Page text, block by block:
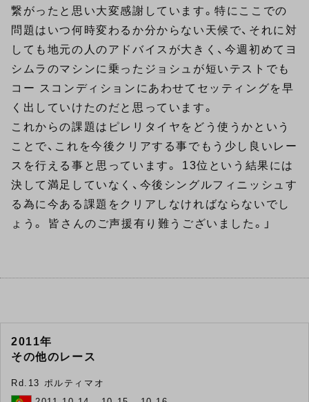
繋がったと思い大変感謝しています。特にここでの
問題はいつ何時変わるか分からない天候で、それに対
しても地元の人のアドバイスが大きく、今週初めてヨ
シムラのマシンに乗ったジョシュが短いテストでも
コー スコンディションにあわせてセッティングを早
く出していけたのだと思っています。
これからの課題はピレリタイヤをどう使うかという
ことで、これを今後クリアする事でもう少し良いレー
スを行える事と思っています。 13位という結果には
決して満足していなく、今後シングルフィニッシュす
る為に今ある課題をクリアしなければならないでし
ょう。 皆さんのご声援有り難うございました。」
2011年
その他のレース
Rd.13 ポルティマオ